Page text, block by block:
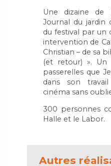
Une dizaine de
Journal du jardin
du festival par un
intervention de
Christian – de sa
(et retour) ».
passerelles que
dans son
cinéma sans
300 personnes
Halle et le Labor.
Autres